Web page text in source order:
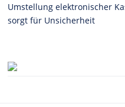
Umstellung elektronischer
sorgt für Unsicherheit